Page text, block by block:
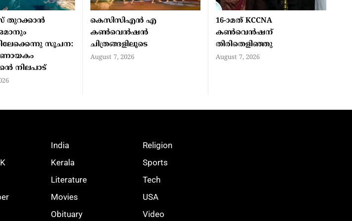
തുറക്കാന്‍
സൂചന:
നിലപാട്
കെസിസിഎൻ എ
കൺവെൻഷൻ
ചിത്രങ്ങളിലൂടെ
August 7, 2026
16-ാമത് KCCNA
കൺവെൻഷന്
തിരിതെളിഞ്ഞു
August 7, 2026
India
Kerala
Literature
Movies
Obituary
Religion
Sports
Tech
USA
Video